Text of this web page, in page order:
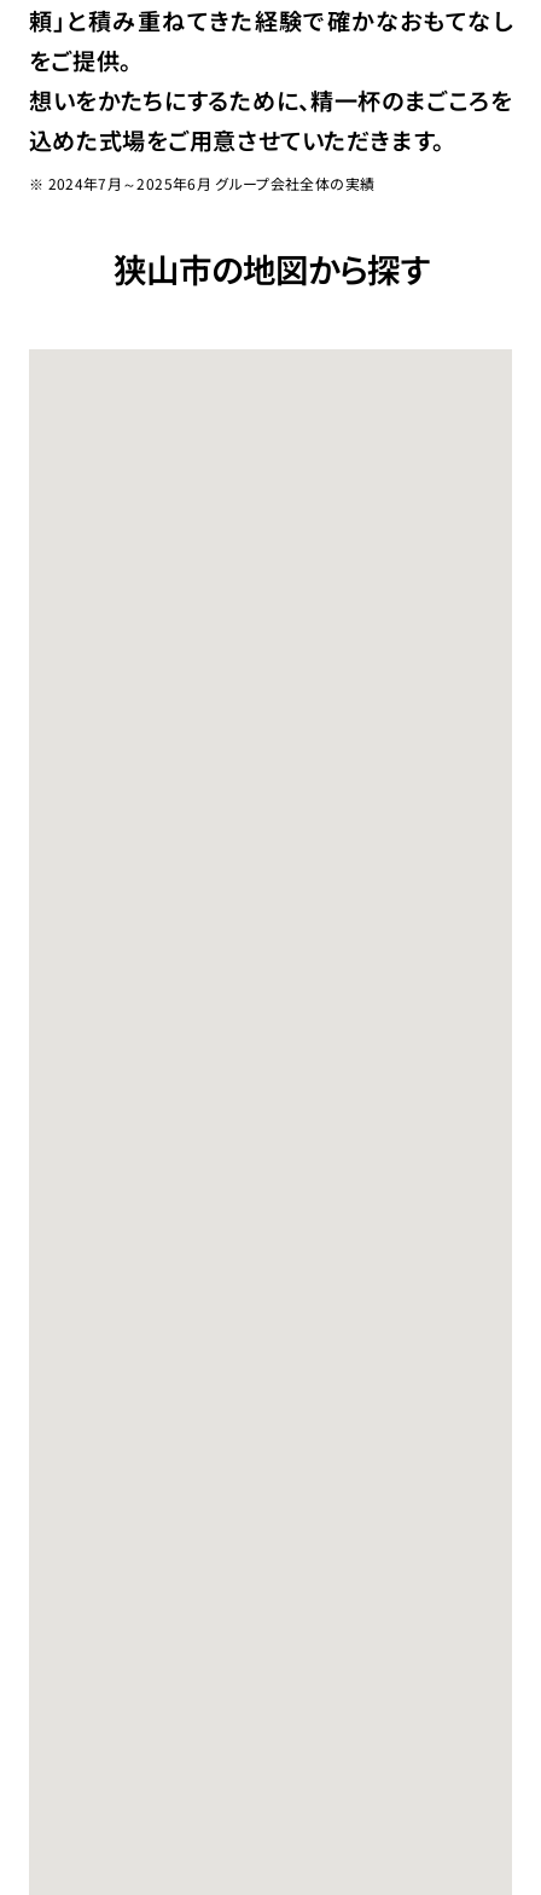
頼」と積み重ねてきた経験で確かなおもてなし
をご提供。
想いをかたちにするために、精一杯のまごころを
込めた式場をご用意させていただきます。
※ 2024年7月～2025年6月 グループ会社全体の実績
狭山市の地図から探す